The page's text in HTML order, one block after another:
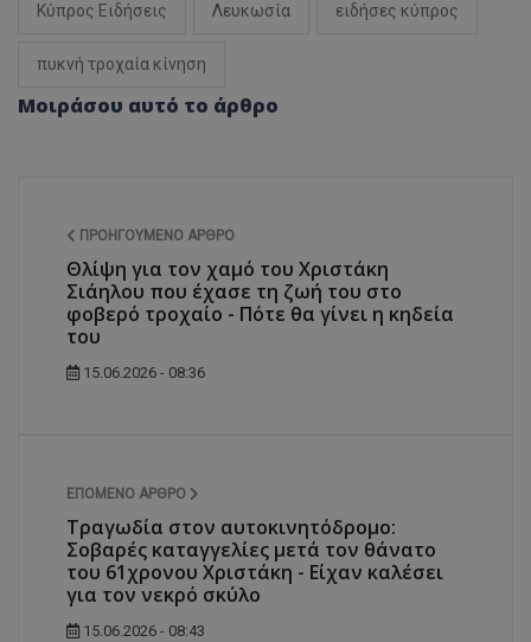
Κύπρος Ειδήσεις Λευκωσία ειδήσες κύπρος
πυκνή τροχαία κίνηση
Μοιράσου αυτό το άρθρο
ΠΡΟΗΓΟΎΜΕΝΟ ΆΡΘΡΟ
Θλίψη για τον χαμό του Χριστάκη
Σιάηλου που έχασε τη ζωή του στο
φοβερό τροχαίο - Πότε θα γίνει η κηδεία
του
15.06.2026 - 08:36
ΕΠΌΜΕΝΟ ΆΡΘΡΟ
Τραγωδία στον αυτοκινητόδρομο:
Σοβαρές καταγγελίες μετά τον θάνατο
του 61χρονου Χριστάκη - Είχαν καλέσει
για τον νεκρό σκύλο
15.06.2026 - 08:43